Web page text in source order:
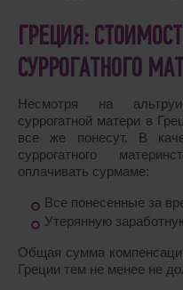
ГРЕЦИЯ:
СУРРОГАТНОГО
Несмотря на
суррогатной матери в
все же понесут. В
суррогатного
оплачивать сурмаме:
Все понесенные за
Утерянную
Общая сумма
Греции тем не менее не